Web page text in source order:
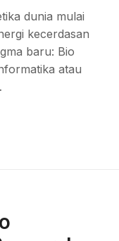
dunia mulai
kecerdasan
baru: Bio
atau